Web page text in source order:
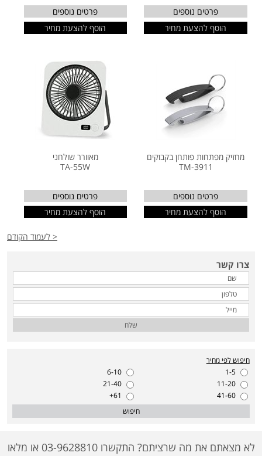
פרטים נוספים
הוסף להצעת מחיר
פרטים נוספים
הוסף להצעת מחיר
מחזיק מפתחות פותחן בקבוקים
TM-3911
פרטים נוספים
הוסף להצעת מחיר
מאוורר שולחני
TA-55W
פרטים נוספים
הוסף להצעת מחיר
< לעמוד הקודם
צרו קשר
שלח
חיפוש לפי מחיר
1-5
6-10
11-20
21-40
41-60
61+
חיפוש
לא מצאתם את מה שרציתם? התקשרו 03-9628810 או מלאו